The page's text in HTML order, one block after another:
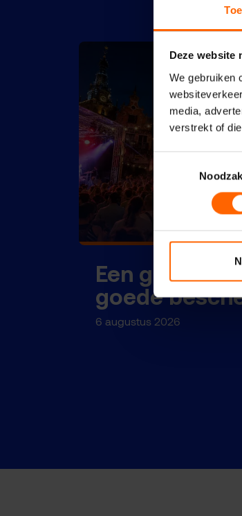
Deze website
We gebruiken
media,
verstrekt of
Een
goede
6 augustus 2026